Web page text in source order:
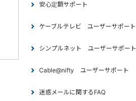
安心定額サポート
ケーブルテレビ ユーザーサポート
シンプルネット ユーザーサポート
Cable@nifty ユーザーサポート
迷惑メールに関するFAQ